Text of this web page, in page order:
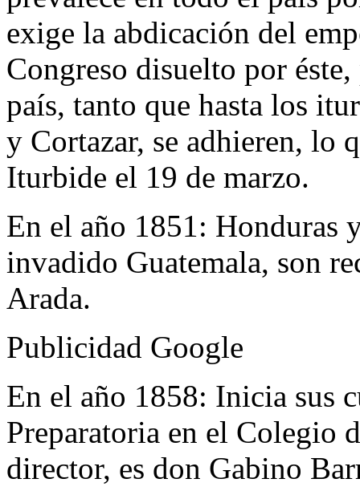
exige la abdicación del
Congreso disuelto por
país, tanto que hasta los
y Cortazar, se adhieren, lo
Iturbide el 19 de marzo.
En el año 1851: Honduras
invadido Guatemala, son
Arada.
Publicidad Google
En el año 1858: Inicia sus
Preparatoria en el Colegio
director, es don Gabino